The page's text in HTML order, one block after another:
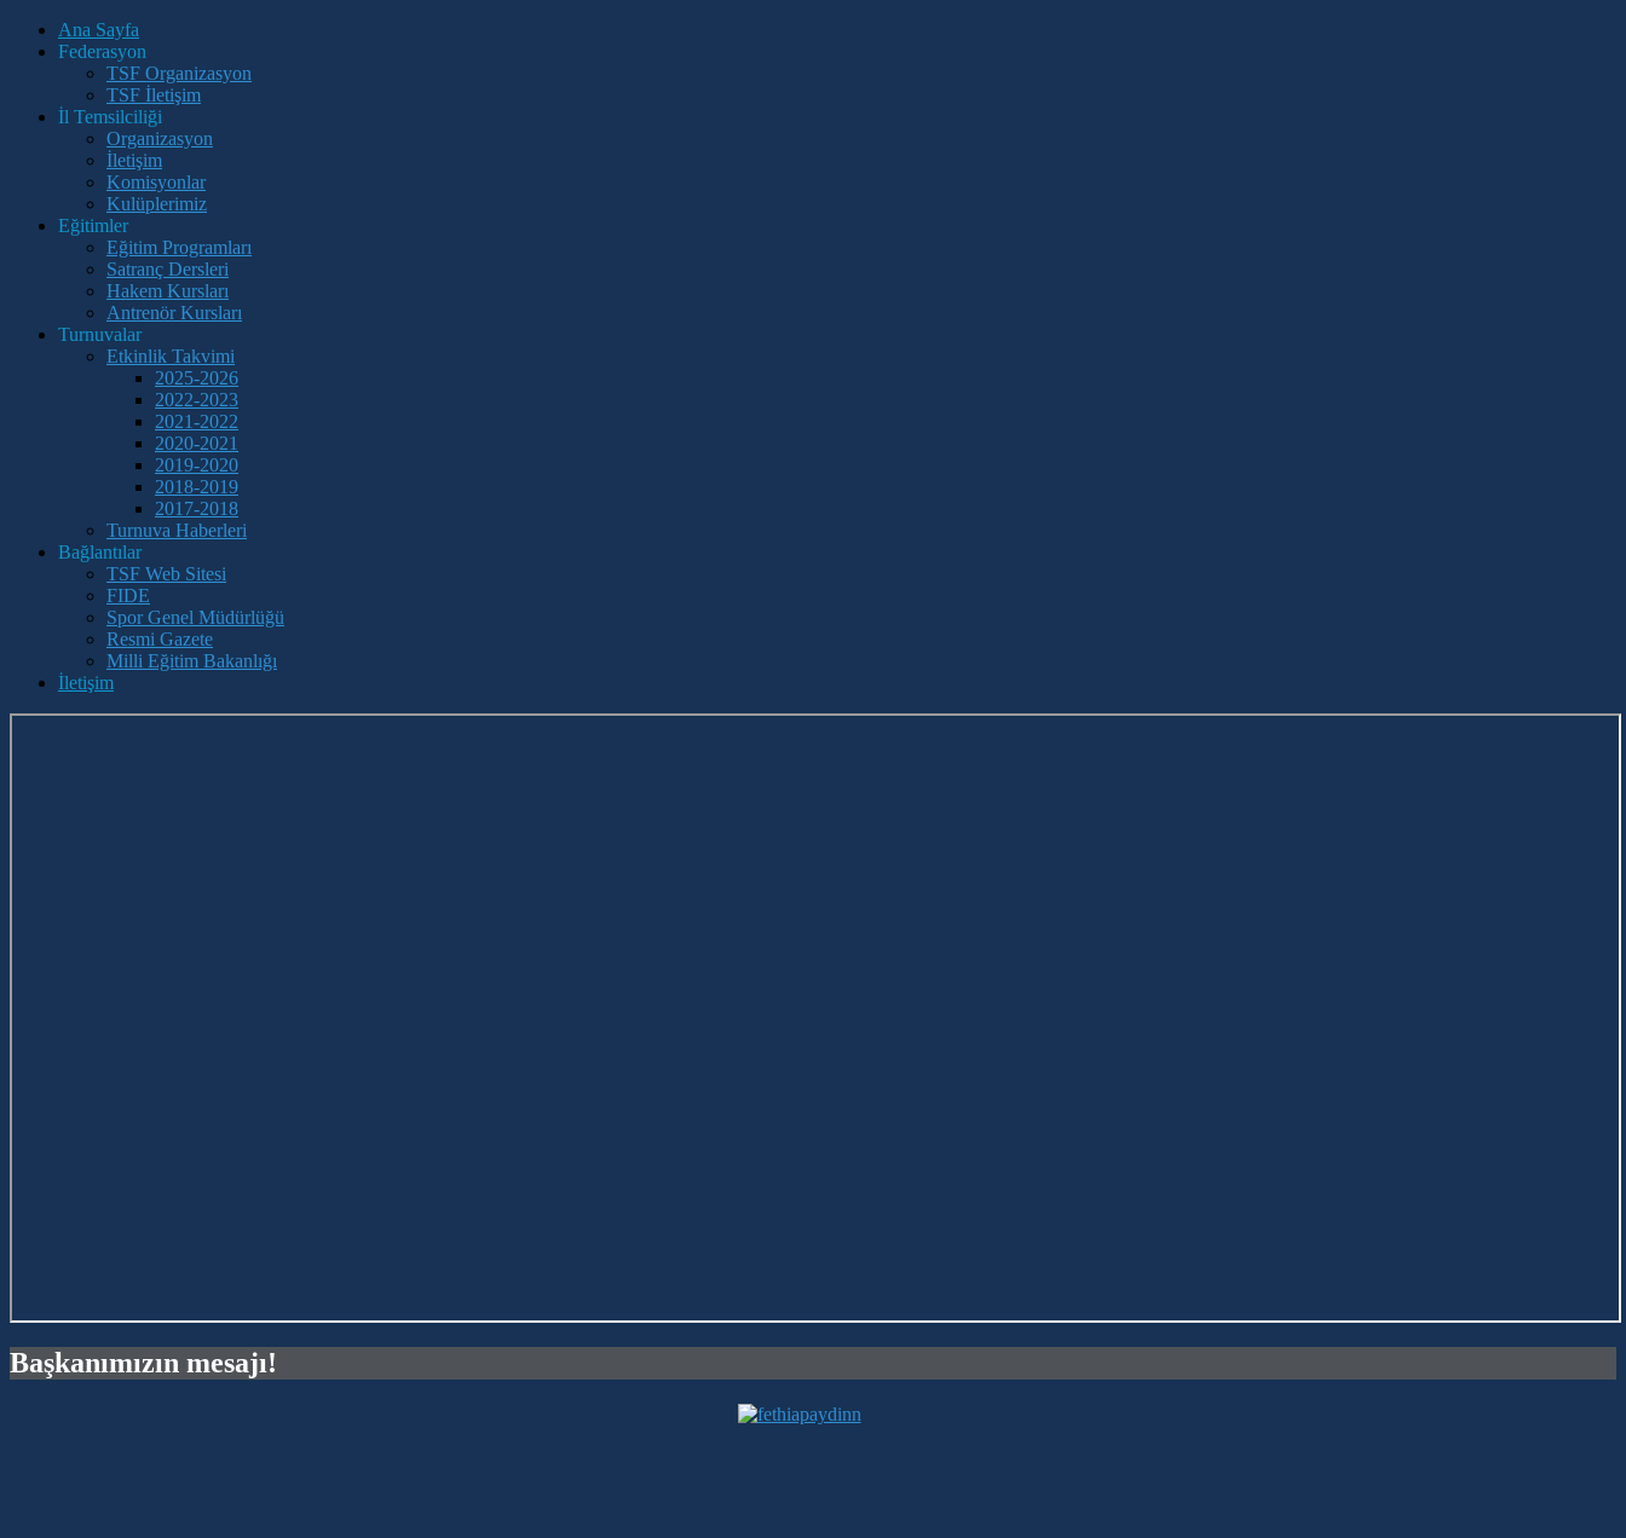
Ana Sayfa
Federasyon
TSF Organizasyon
TSF İletişim
İl Temsilciliği
Organizasyon
İletişim
Komisyonlar
Kulüplerimiz
Eğitimler
Eğitim Programları
Satranç Dersleri
Hakem Kursları
Antrenör Kursları
Turnuvalar
Etkinlik Takvimi
2025-2026
2022-2023
2021-2022
2020-2021
2019-2020
2018-2019
2017-2018
Turnuva Haberleri
Bağlantılar
TSF Web Sitesi
FIDE
Spor Genel Müdürlüğü
Resmi Gazete
Milli Eğitim Bakanlığı
İletişim
Başkanımızın mesajı!